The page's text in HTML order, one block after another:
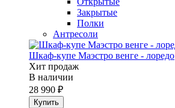
Закрытые
Полки
Антресоли
Шкаф-купе Маэстро венге - лоредо
Хит продаж
В наличии
28 990 ₽